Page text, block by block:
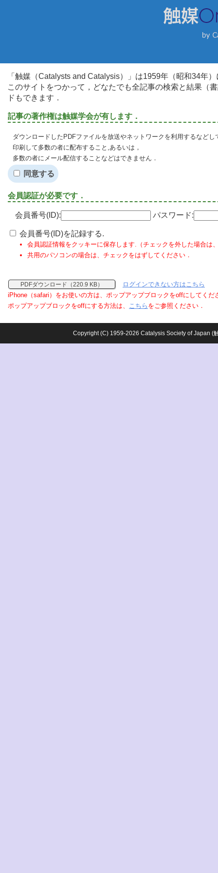
「触媒（Catalysts and Catalysis）」は1959年（昭和34年
このサイトをつかって，どなたでも全記事の検索と結果（
ドもできます．
記事の著作権は触媒学会が有します．
ダウンロードしたPDFファイルを放送やネットワークを利用するなど
印刷して多数の者に配布すること,あるいは，
多数の者にメール配信することなどはできません．
同意する
会員認証が必要です．
会員番号(ID): パスワード:
会員番号(ID)を記録する.
会員認証情報をクッキーに保存します.（チェックを外した場合は
共用のパソコンの場合は、チェックをはずしてください．
PDFダウンロード（220.9 KB）
ログインできない方はこちら
iPhone（safari）をお使いの方は、ポップアップブロックをoffにしてくだ
ポップアップブロックをoffにする方法は、 こちら をご参照ください．
Copyright (C) 1959-2026 Catalysis Society of Japan (